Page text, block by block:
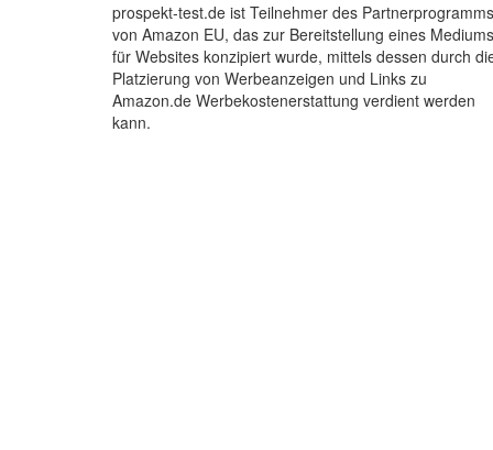
prospekt-test.de ist Teilnehmer des Partnerprogramms
von Amazon EU, das zur Bereitstellung eines Mediums
für Websites konzipiert wurde, mittels dessen durch
Platzierung von Werbeanzeigen und Links zu
Amazon.de Werbekostenerstattung verdient werden
kann.